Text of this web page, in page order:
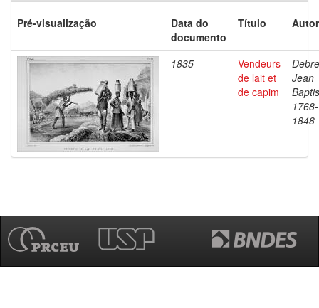
Pré-visualização
Data do
documento
Título
1835
Vendeurs
de lait et
de capim
Jean
1768-
1848